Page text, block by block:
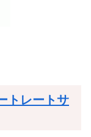
トレートサ